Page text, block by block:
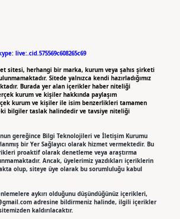
live:.cid.575569c608265c69
sitesi, herhangi bir marka, kurum veya şahıs şirketi
Sitede yalnızca kendi hazırladığımız
Burada yer alan içerikler haber niteliği
kurum ve kişiler hakkında paylaşım
kurum ve kişiler ile isim benzerlikleri tamamen
bilgiler taslak halindedir ve tavsiye niteliği
gereğince Bilgi Teknolojileri ve İletişim Kurumu
bir Yer Sağlayıcı olarak hizmet vermektedir. Bu
proaktif olarak denetleme veya araştırma
Ancak, üyelerimiz yazdıkları içeriklerin
olup, siteye üye olarak bu sorumluluğu kabul
aykırı olduğunu düşündüğünüz içerikleri,
adresine bildirmeniz halinde, ilgili içerikler
kaldırılacaktır.